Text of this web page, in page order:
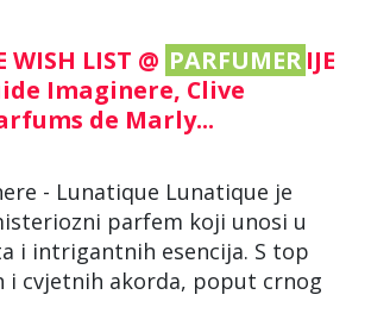
WISH LIST @ PARFUMERIJE
Imaginere, Clive
de Marly...
- Lunatique Lunatique je
parfem koji unosi u
i intrigantnih esencija. S top
i cvjetnih akorda, poput crnog